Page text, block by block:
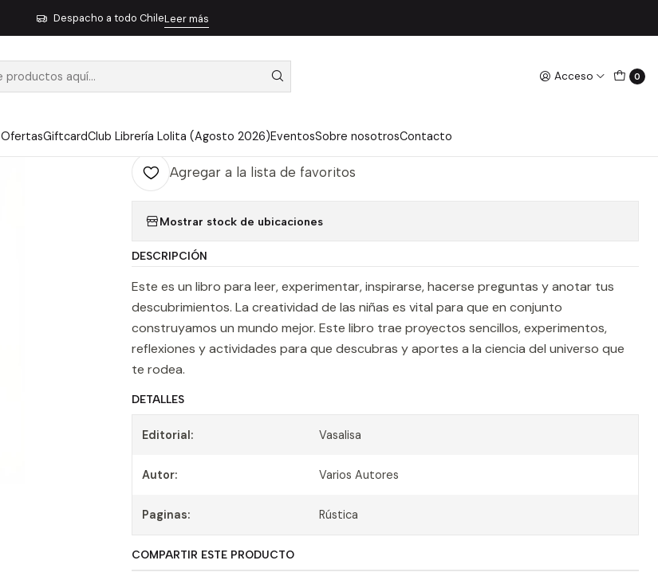
Acceso 0
OfertasGiftcardClub Librería Lolita (Agosto 2026)EventosSobre nosotrosContacto
Despacho a todo ChileLeer más
Pendiente 32 Mas Niñas En Ciencias
MAS NIÑAS EN CIENCIAS
Cantidad
Agregar a la lista de favoritos
Mostrar stock de ubicaciones
DESCRIPCIÓN
Este es un libro para leer, experimentar, inspirarse, hacerse preguntas y anotar tus
descubrimientos. La creatividad de las niñas es vital para que en conjunto
construyamos un mundo mejor. Este libro trae proyectos sencillos, experimentos,
reflexiones y actividades para que descubras y aportes a la ciencia del universo que
te rodea.
DETALLES
Editorial: Vasalisa
Autor: Varios Autores
Paginas: Rústica
COMPARTIR ESTE PRODUCTO